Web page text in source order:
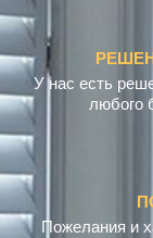
У нас есть
Пожелания и